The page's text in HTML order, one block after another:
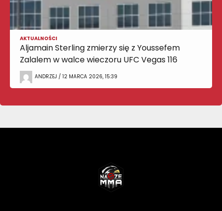
AKTUALNOŚCI
Aljamain Sterling zmierzy się z Youssefem
Zalalem w walce wieczoru UFC Vegas 116
ANDRZEJ / 12 MARCA 2026, 15:39